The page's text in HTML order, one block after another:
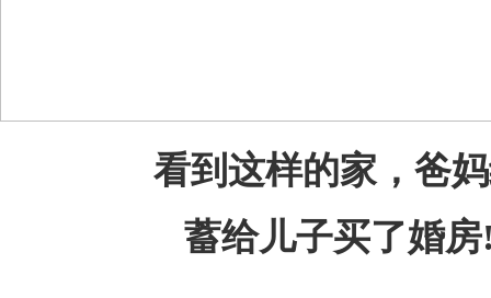
看到这样的家，爸妈
蓄给儿子买了婚